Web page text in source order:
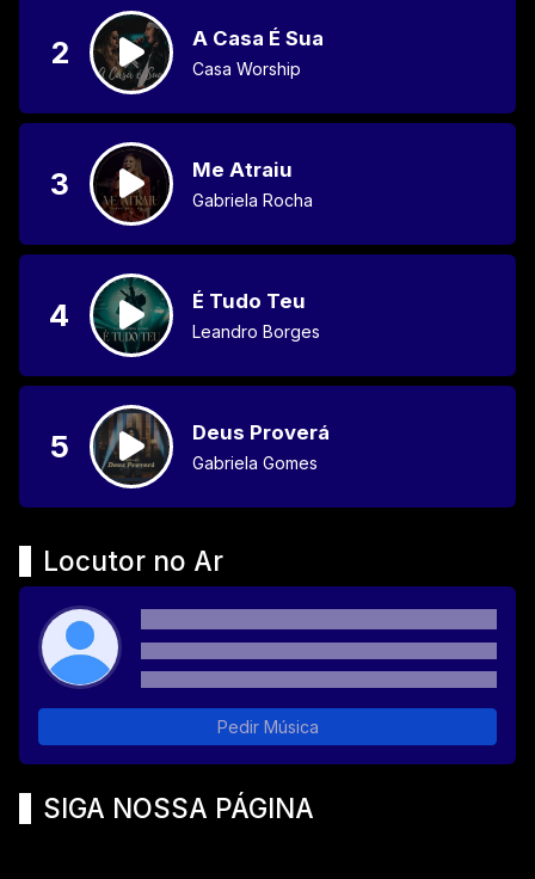
2 A Casa É Sua
Casa Worship
3 Me Atraiu
Gabriela Rocha
4 É Tudo Teu
Leandro Borges
5 Deus Proverá
Gabriela Gomes
Locutor no Ar
Pedir Música
SIGA NOSSA PÁGINA